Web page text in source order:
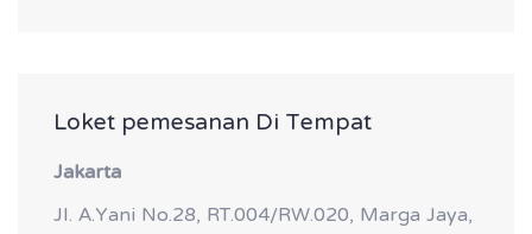
Loket pemesanan Di Tempat
Jakarta
Jl. A.Yani No.28, RT.004/RW.020, Marga Jaya,